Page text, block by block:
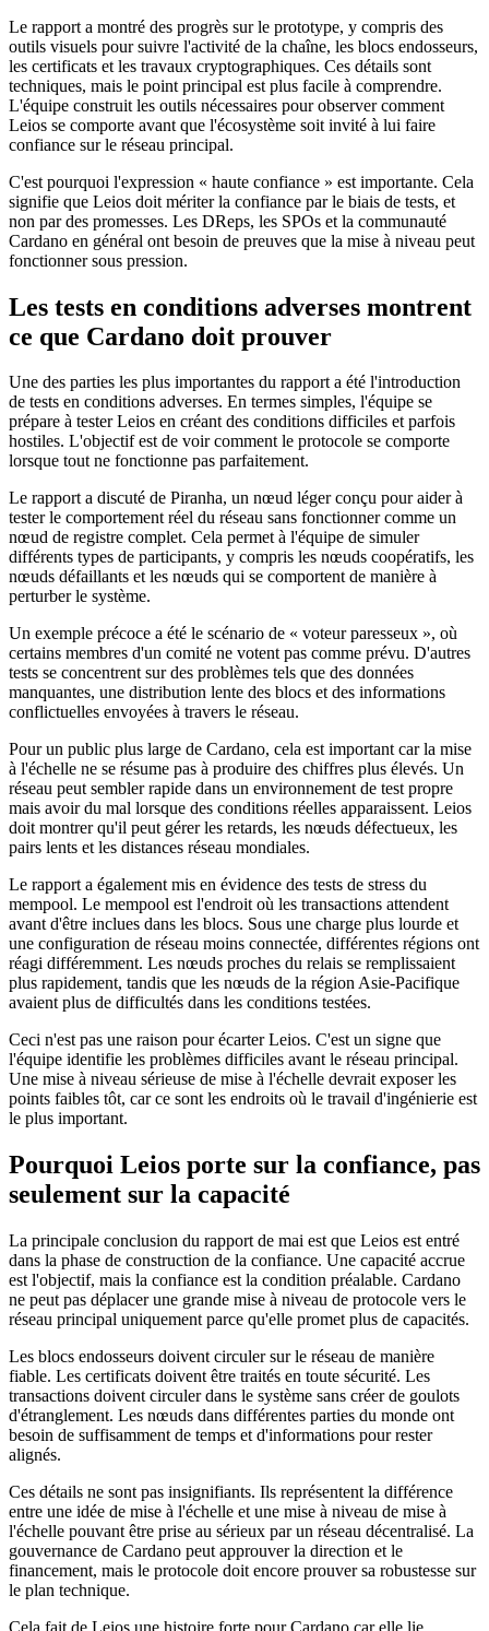
Le rapport a montré des progrès sur le prototype, y compris des
outils visuels pour suivre l'activité de la chaîne, les blocs endosseurs,
les certificats et les travaux cryptographiques. Ces détails sont
techniques, mais le point principal est plus facile à comprendre.
L'équipe construit les outils nécessaires pour observer comment
Leios se comporte avant que l'écosystème soit invité à lui faire
confiance sur le réseau principal.
C'est pourquoi l'expression « haute confiance » est importante. Cela
signifie que Leios doit mériter la confiance par le biais de tests, et
non par des promesses. Les DReps, les SPOs et la communauté
Cardano en général ont besoin de preuves que la mise à niveau peut
fonctionner sous pression.
Les tests en conditions adverses montrent
ce que Cardano doit prouver
Une des parties les plus importantes du rapport a été l'introduction
de tests en conditions adverses. En termes simples, l'équipe se
prépare à tester Leios en créant des conditions difficiles et parfois
hostiles. L'objectif est de voir comment le protocole se comporte
lorsque tout ne fonctionne pas parfaitement.
Le rapport a discuté de Piranha, un nœud léger conçu pour aider à
tester le comportement réel du réseau sans fonctionner comme un
nœud de registre complet. Cela permet à l'équipe de simuler
différents types de participants, y compris les nœuds coopératifs, les
nœuds défaillants et les nœuds qui se comportent de manière à
perturber le système.
Un exemple précoce a été le scénario de « voteur paresseux », où
certains membres d'un comité ne votent pas comme prévu. D'autres
tests se concentrent sur des problèmes tels que des données
manquantes, une distribution lente des blocs et des informations
conflictuelles envoyées à travers le réseau.
Pour un public plus large de Cardano, cela est important car la mise
à l'échelle ne se résume pas à produire des chiffres plus élevés. Un
réseau peut sembler rapide dans un environnement de test propre
mais avoir du mal lorsque des conditions réelles apparaissent. Leios
doit montrer qu'il peut gérer les retards, les nœuds défectueux, les
pairs lents et les distances réseau mondiales.
Le rapport a également mis en évidence des tests de stress du
mempool. Le mempool est l'endroit où les transactions attendent
avant d'être inclues dans les blocs. Sous une charge plus lourde et
une configuration de réseau moins connectée, différentes régions ont
réagi différemment. Les nœuds proches du relais se remplissaient
plus rapidement, tandis que les nœuds de la région Asie-Pacifique
avaient plus de difficultés dans les conditions testées.
Ceci n'est pas une raison pour écarter Leios. C'est un signe que
l'équipe identifie les problèmes difficiles avant le réseau principal.
Une mise à niveau sérieuse de mise à l'échelle devrait exposer les
points faibles tôt, car ce sont les endroits où le travail d'ingénierie est
le plus important.
Pourquoi Leios porte sur la confiance, pas
seulement sur la capacité
La principale conclusion du rapport de mai est que Leios est entré
dans la phase de construction de la confiance. Une capacité accrue
est l'objectif, mais la confiance est la condition préalable. Cardano
ne peut pas déplacer une grande mise à niveau de protocole vers le
réseau principal uniquement parce qu'elle promet plus de capacités.
Les blocs endosseurs doivent circuler sur le réseau de manière
fiable. Les certificats doivent être traités en toute sécurité. Les
transactions doivent circuler dans le système sans créer de goulots
d'étranglement. Les nœuds dans différentes parties du monde ont
besoin de suffisamment de temps et d'informations pour rester
alignés.
Ces détails ne sont pas insignifiants. Ils représentent la différence
entre une idée de mise à l'échelle et une mise à niveau de mise à
l'échelle pouvant être prise au sérieux par un réseau décentralisé. La
gouvernance de Cardano peut approuver la direction et le
financement, mais le protocole doit encore prouver sa robustesse sur
le plan technique.